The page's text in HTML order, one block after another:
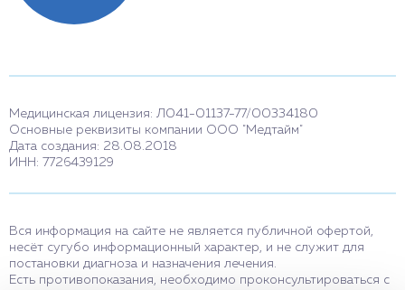
Медицинская лицензия: Л041-01137-77/00334180
Основные реквизиты компании ООО "Медтайм"
Дата создания: 28.08.2018
ИНН: 7726439129
Вся информация на сайте не является публичной офертой,
несёт сугубо информационный характер, и не служит для
постановки диагноза и назначения лечения.
Есть противопоказания, необходимо проконсультироваться с